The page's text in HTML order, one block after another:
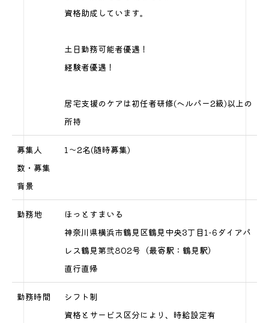
資格助成しています。
土日勤務可能者優遇！
経験者優遇！
居宅支援のケアは初任者研修(ヘルパー2級)以上の
所持
募集人
数・募集
背景
1～2名(随時募集)
勤務地
ほっとすまいる
神奈川県横浜市鶴見区鶴見中央3丁目1-6ダイアパ
レス鶴見第弐802号（最寄駅：鶴見駅）
直行直帰
勤務時間
シフト制
資格とサービス区分により、時給設定有